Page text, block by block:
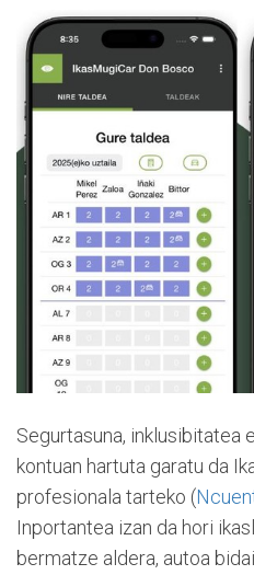
Segurtasuna, inklusibitatea
kontuan hartuta garatu da
profesionala tarteko (
Inportantea izan da hori
bermatze aldera, autoa